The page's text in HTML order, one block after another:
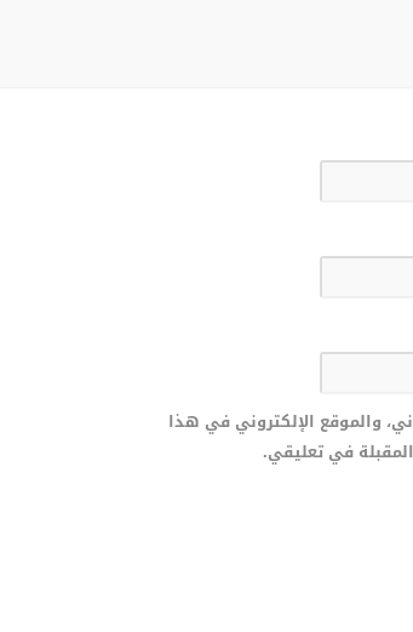
والموقع الإلكتروني في هذا
في تعليقي.